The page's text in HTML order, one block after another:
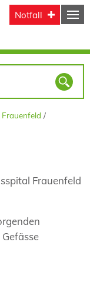
Notfall
Frauenfeld